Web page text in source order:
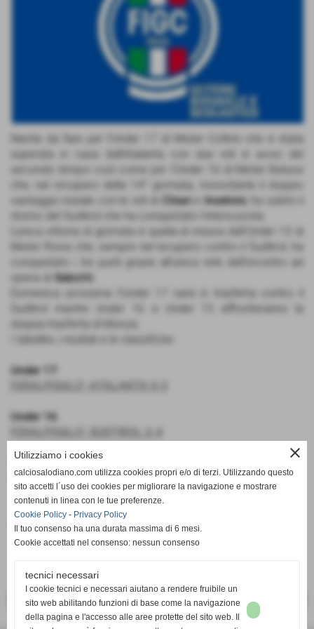
Niente da fare per l’Under 17 di Mister Coltrini che è stata
superata in casa dall’Atalanta con due reti in avvio del
secondo tempo così come per l’Under 16 di Mister Belussi
che, nel recupero della 14^ giornata, nonostante il doppio
vantaggio iniziale con le reti di
Chiari Inselvini, ha subito il
ritorno del Sudtirol che ha conquistato l’intera posta.
L’unica vittoria di giornata è quella di misura dell’Under 15 di
Mister Rossi che, sempre nel recupero contro il Sudtirol, ha
conquistato i tre punti grazie all’unica rete dell’incontro ad
opera di
Sabotti
Domenica prossima l’Under 17 sarà in trasferta contro il
Sudtirol mentre Under 16 e Under 15 affronteranno la
doppia trasferta di Monza.
I tabellini, i risultati e le classifiche:
Under 17:
Under 16:
Under 15:
FERALPISALO’-SUDTIROL 1-0
Fonte:Calcio Salodiano
<< PRECEDENTE SUCCESSIVO >>
close
Utilizziamo i cookies
calciosalodiano.com utilizza cookies propri e/o di terzi. Utilizzando questo
sito accetti l´uso dei cookies per migliorare la navigazione e mostrare
contenuti in linea con le tue preferenze.
Cookie Policy - Privacy Policy
Il tuo consenso ha una durata massima di 6 mesi.
Cookie accettati nel consenso: nessun consenso
tecnici necessari
I cookie tecnici e necessari aiutano a rendere fruibile un
sito web abilitando funzioni di base come la navigazione
della pagina e l'accesso alle aree protette del sito web. Il